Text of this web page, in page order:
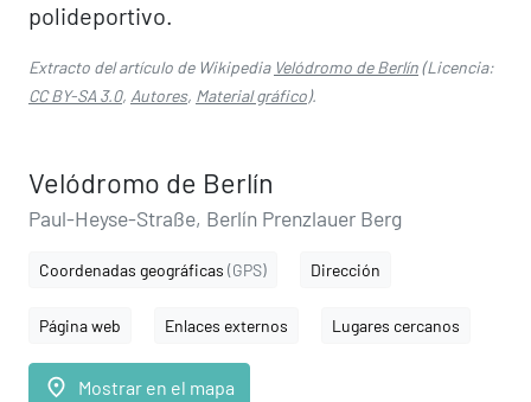
polideportivo.
Extracto del artículo de Wikipedia Velódromo de Berlín(Licencia:
CC BY-SA 3.0, Autores, Material gráfico).
Velódromo de Berlín
Paul-Heyse-Straße, Berlín Prenzlauer Berg
Coordenadas geográficas (GPS) Dirección
Página web Enlaces externos Lugares cercanos
place Mostrar en el mapa